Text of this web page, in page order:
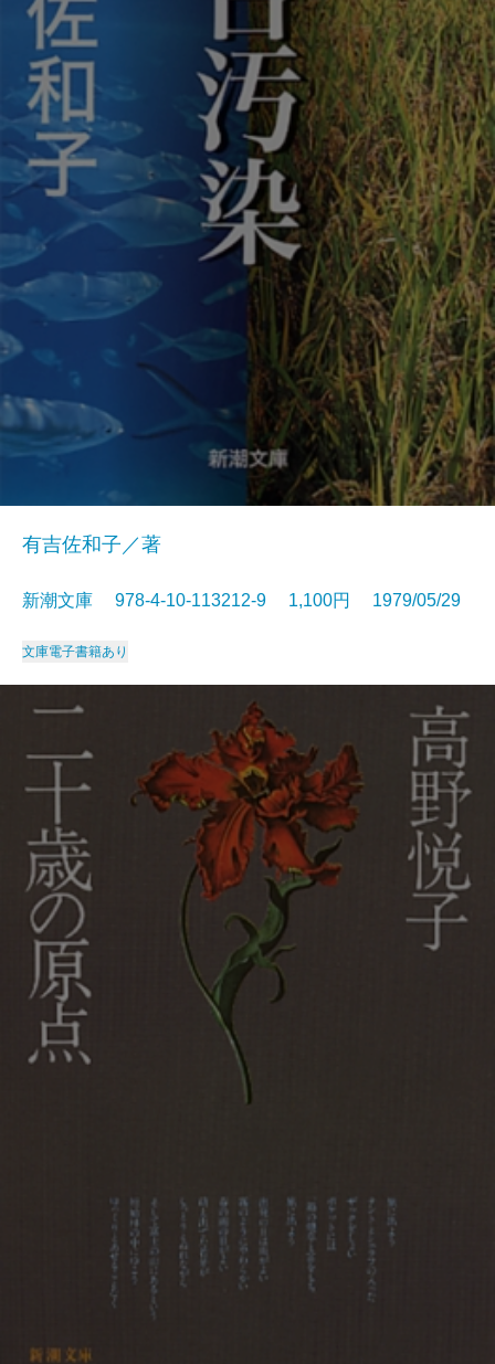
有吉佐和子／著
新潮文庫 978-4-10-113212-9 1,100円 1979/05/29
文庫電子書籍あり